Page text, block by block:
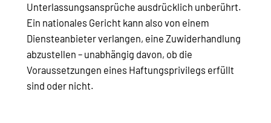
Unterlassungsansprüche ausdrücklich unberührt.
Ein nationales Gericht kann also von einem
Diensteanbieter verlangen, eine Zuwiderhandlung
abzustellen – unabhängig davon, ob die
Voraussetzungen eines Haftungsprivilegs erfüllt
sind oder nicht.